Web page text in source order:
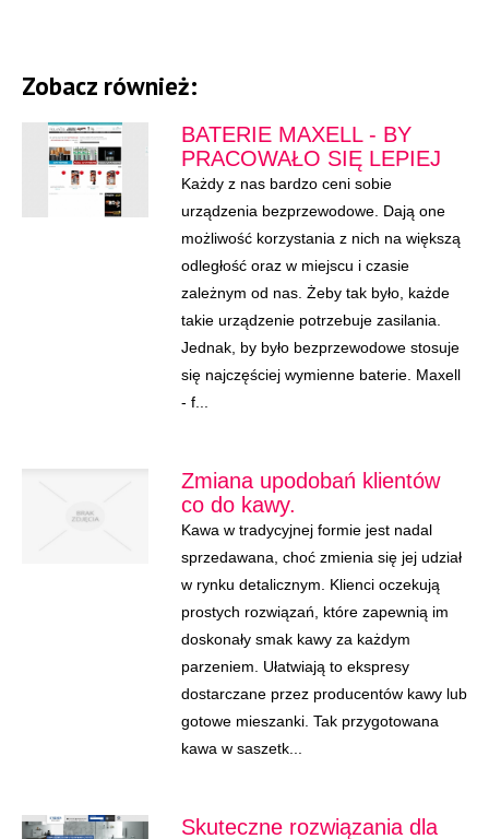
Zobacz również:
BATERIE MAXELL - BY
PRACOWAŁO SIĘ LEPIEJ
Każdy z nas bardzo ceni sobie
urządzenia bezprzewodowe. Dają one
możliwość korzystania z nich na większą
odległość oraz w miejscu i czasie
zależnym od nas. Żeby tak było, każde
takie urządzenie potrzebuje zasilania.
Jednak, by było bezprzewodowe stosuje
się najczęściej wymienne baterie. Maxell
- f...
Zmiana upodobań klientów
co do kawy.
Kawa w tradycyjnej formie jest nadal
sprzedawana, choć zmienia się jej udział
w rynku detalicznym. Klienci oczekują
prostych rozwiązań, które zapewnią im
doskonały smak kawy za każdym
parzeniem. Ułatwiają to ekspresy
dostarczane przez producentów kawy lub
gotowe mieszanki. Tak przygotowana
kawa w saszetk...
Skuteczne rozwiązania dla